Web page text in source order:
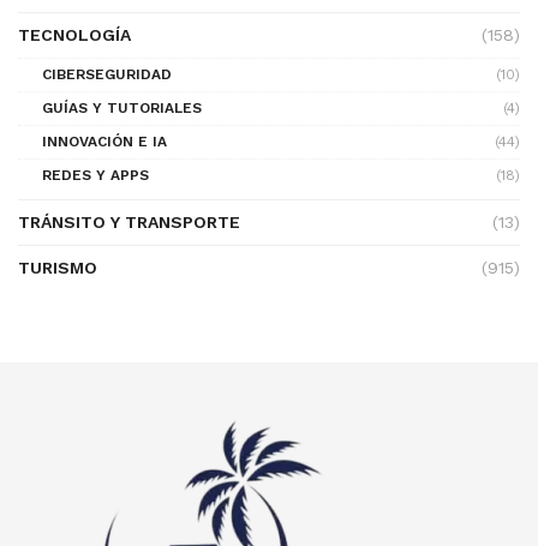
TECNOLOGÍA (158)
CIBERSEGURIDAD
(10)
GUÍAS Y TUTORIALES
(4)
INNOVACIÓN E IA
(44)
REDES Y APPS
(18)
TRÁNSITO Y TRANSPORTE (13)
TURISMO (915)